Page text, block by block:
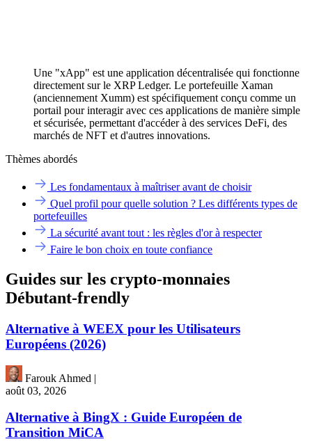
Une "xApp" est une application décentralisée qui fonctionne
directement sur le XRP Ledger. Le portefeuille Xaman
(anciennement Xumm) est spécifiquement conçu comme un
portail pour interagir avec ces applications de manière simple
et sécurisée, permettant d'accéder à des services DeFi, des
marchés de NFT et d'autres innovations.
Thèmes abordés
Les fondamentaux à maîtriser avant de choisir
Quel profil pour quelle solution ? Les différents types de
portefeuilles
La sécurité avant tout : les règles d'or à respecter
Faire le bon choix en toute confiance
Guides sur les crypto-monnaies
Débutant-frendly
Alternative à WEEX pour les Utilisateurs
Européens (2026)
Farouk Ahmed |
août 03, 2026
Alternative à BingX : Guide Européen de
Transition MiCA